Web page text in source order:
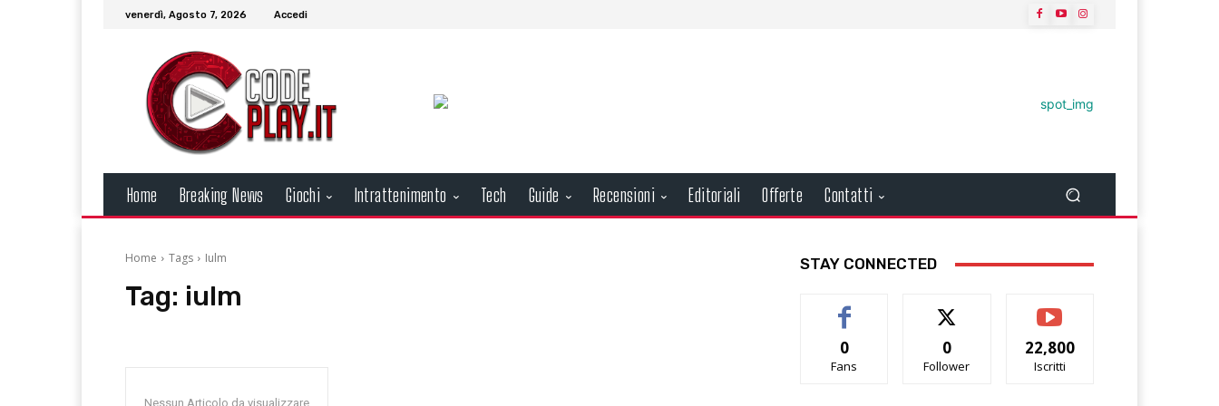
venerdì, Agosto 7, 2026 Accedi
Home Breaking News Giochi Intrattenimento Tech Guide Recensioni Editoriali Offerte Contatti
Home Tags Iulm
Tag: iulm
Nessun Articolo da visualizzare
STAY CONNECTED
0
Fans
0
Follower
22,800
Iscritti